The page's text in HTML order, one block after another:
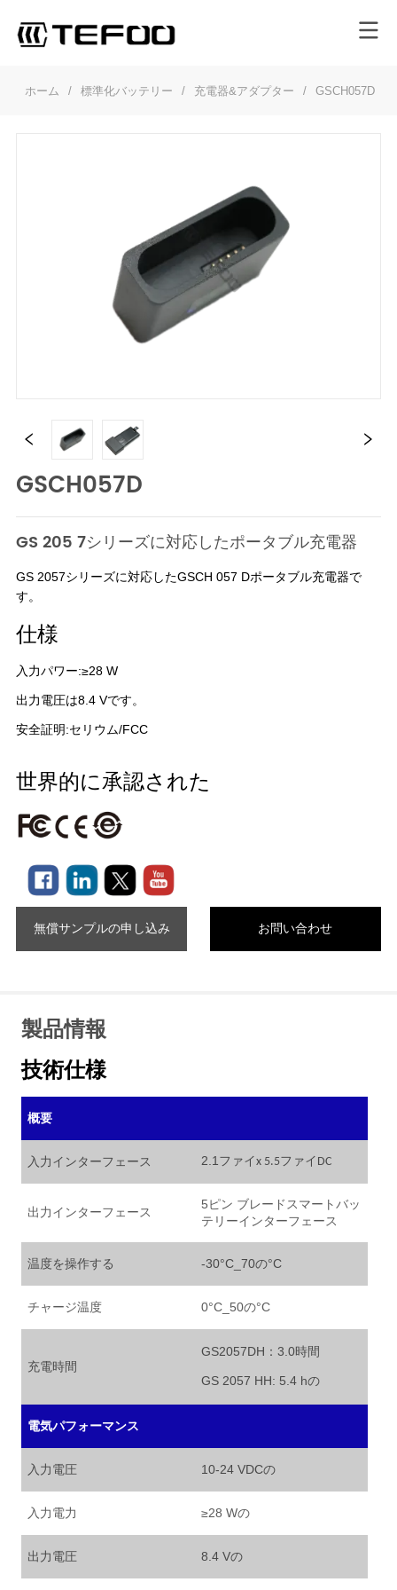
ホーム / 標準化バッテリー / 充電器&アダプター / GSCH057D
GSCH057D
GS 205 7シリーズに対応したポータブル充電器
無償サンプルの申し込み お問い合わせ
製品情報